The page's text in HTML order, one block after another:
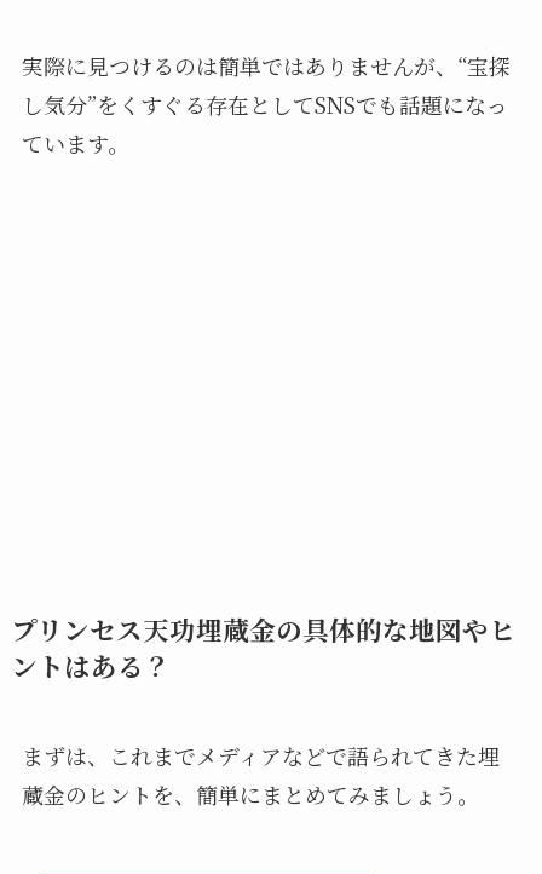
実際に見つけるのは簡単ではありませんが、“宝探
し気分”をくすぐる存在としてSNSでも話題になっ
ています。
プリンセス天功埋蔵金の具体的な地図やヒ
ントはある？
まずは、これまでメディアなどで語られてきた埋
蔵金のヒントを、簡単にまとめてみましょう。